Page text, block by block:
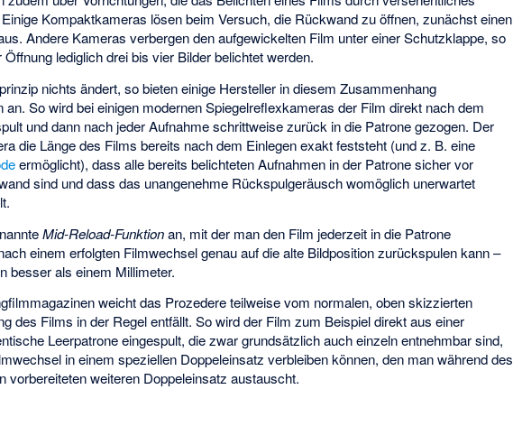
Kompaktkameras lösen beim Versuch, die Rückwand zu öffnen, zunächst einen
Andere Kameras verbergen den aufgewickelten Film unter einer Schutzklappe, so
lediglich drei bis vier Bilder belichtet werden.
nichts ändert, so bieten einige Hersteller in diesem Zusammenhang
So wird bei einigen modernen Spiegelreflexkameras der Film direkt nach dem
und dann nach jeder Aufnahme schrittweise zurück in die Patrone gezogen. Der
die Länge des Films bereits nach dem Einlegen exakt feststeht (und z. B. eine
ermöglicht), dass alle bereits belichteten Aufnahmen in der Patrone sicher vor
sind und dass das unangenehme Rückspulgeräusch womöglich unerwartet
Mid-Reload-Funktionan, mit der man den Film jederzeit in die Patrone
einem erfolgten Filmwechsel genau auf die alte Bildposition zurückspulen kann –
besser als einem Millimeter.
weicht das Prozedere teilweise vom normalen, oben skizzierten
des Films in der Regel entfällt. So wird der Film zum Beispiel direkt aus einer
Leerpatrone eingespult, die zwar grundsätzlich auch einzeln entnehmbar sind,
in einem speziellen Doppeleinsatz verbleiben können, den man während des
vorbereiteten weiteren Doppeleinsatz austauscht.